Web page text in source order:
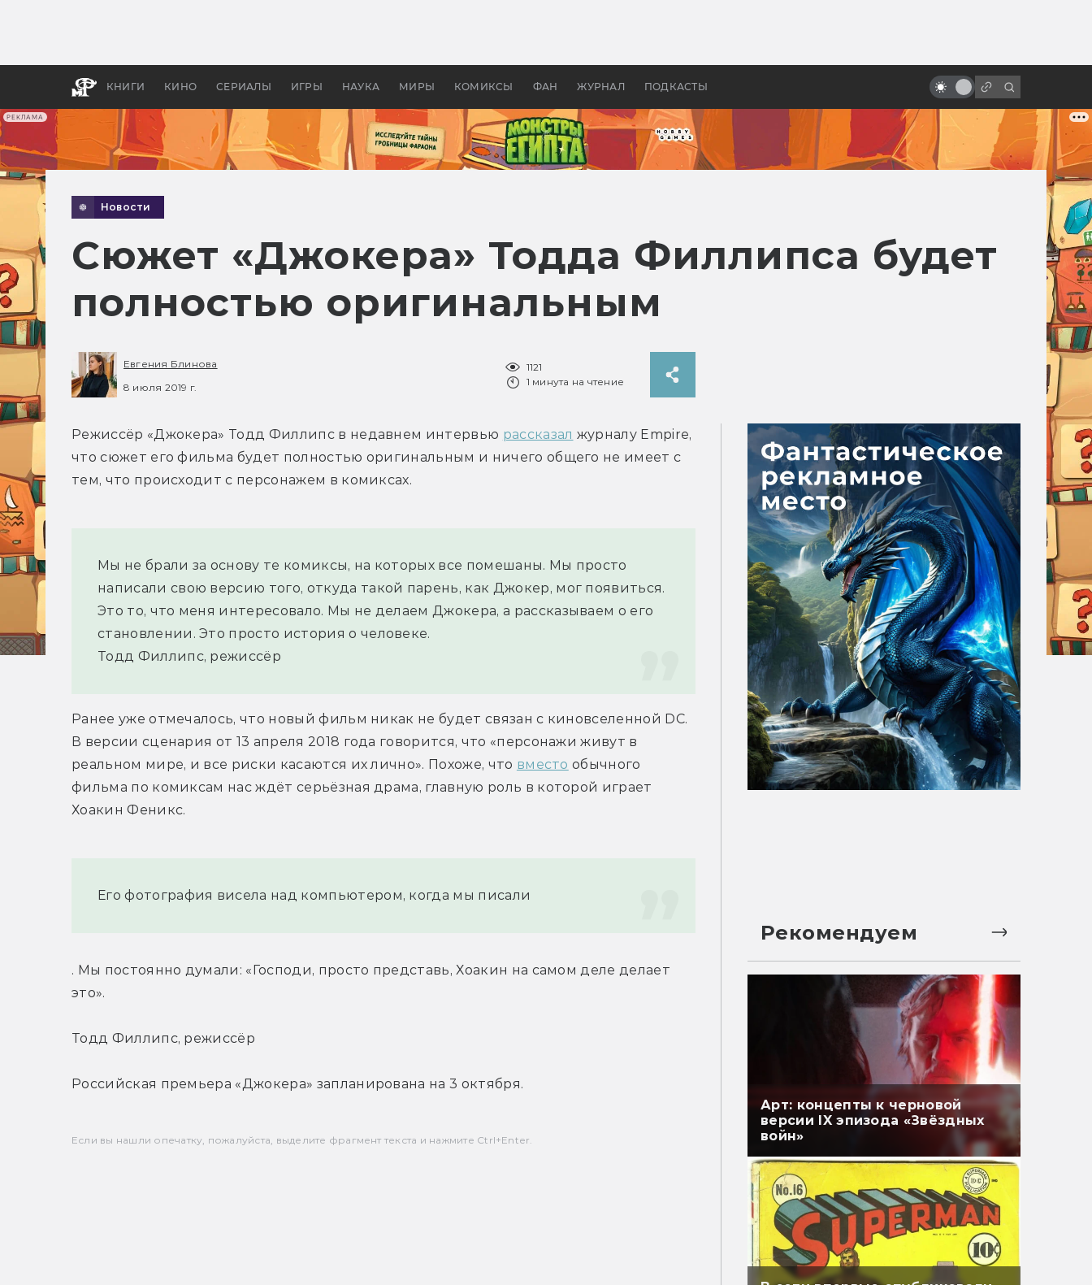
РЕКЛАМА
КНИГИ КИНО СЕРИАЛЫ ИГРЫ НАУКА МИРЫ КОМИКСЫ ФАН ЖУРНАЛ ПОДКАСТЫ
бы «Властелина колец»
Древней Грецией
«Светлячка» и «Мстителей»
Новости
Сюжет «Джокера» Тодда Филлипса будет
полностью оригинальным
Евгения Блинова
8 июля 2019 г.
1121
1 минута на чтение
Режиссёр «Джокера» Тодд Филлипс в недавнем интервью рассказал журналу Empire,
что сюжет его фильма будет полностью оригинальным и ничего общего не имеет с
тем, что происходит с персонажем в комиксах.
Мы не брали за основу те комиксы, на которых все помешаны. Мы просто
написали свою версию того, откуда такой парень, как Джокер, мог появиться.
Это то, что меня интересовало. Мы не делаем Джокера, а рассказываем о его
становлении. Это просто история о человеке.
Тодд Филлипс, режиссёр
Ранее уже отмечалось, что новый фильм никак не будет связан с киновселенной DC.
В версии сценария от 13 апреля 2018 года говорится, что «персонажи живут в
реальном мире, и все риски касаются их лично». Похоже, что вместо обычного
фильма по комиксам нас ждёт серьёзная драма, главную роль в которой играет
Хоакин Феникс.
Его фотография висела над компьютером, когда мы писали
. Мы постоянно думали: «Господи, просто представь, Хоакин на самом деле делает
это».
Тодд Филлипс, режиссёр
Российская премьера «Джокера» запланирована на 3 октября.
Если вы нашли опечатку, пожалуйста, выделите фрагмент текста и нажмите Ctrl+Enter.
Рекомендуем
Арт: концепты к черновой
версии IX эпизода «Звёздных
войн»